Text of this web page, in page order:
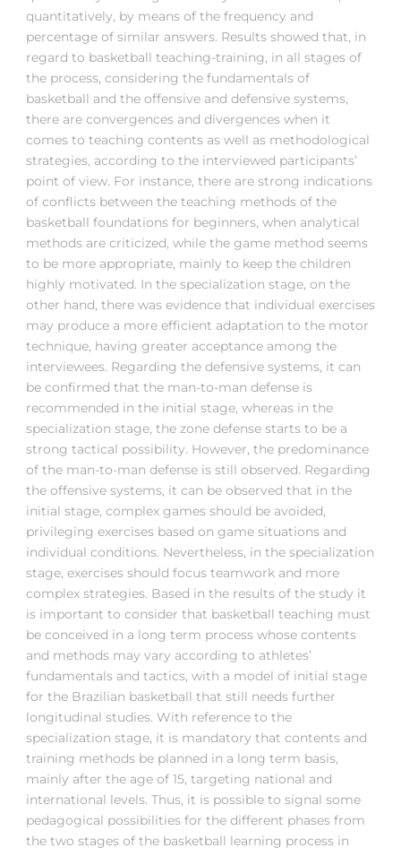
quantitatively, by means of the frequency and
percentage of similar answers. Results showed that, in
regard to basketball teaching-training, in all stages of
the process, considering the fundamentals of
basketball and the offensive and defensive systems,
there are convergences and divergences when it
comes to teaching contents as well as methodological
strategies, according to the interviewed participants’
point of view. For instance, there are strong indications
of conflicts between the teaching methods of the
basketball foundations for beginners, when analytical
methods are criticized, while the game method seems
to be more appropriate, mainly to keep the children
highly motivated. In the specialization stage, on the
other hand, there was evidence that individual exercises
may produce a more efficient adaptation to the motor
technique, having greater acceptance among the
interviewees. Regarding the defensive systems, it can
be confirmed that the man-to-man defense is
recommended in the initial stage, whereas in the
specialization stage, the zone defense starts to be a
strong tactical possibility. However, the predominance
of the man-to-man defense is still observed. Regarding
the offensive systems, it can be observed that in the
initial stage, complex games should be avoided,
privileging exercises based on game situations and
individual conditions. Nevertheless, in the specialization
stage, exercises should focus teamwork and more
complex strategies. Based in the results of the study it
is important to consider that basketball teaching must
be conceived in a long term process whose contents
and methods may vary according to athletes’
fundamentals and tactics, with a model of initial stage
for the Brazilian basketball that still needs further
longitudinal studies. With reference to the
specialization stage, it is mandatory that contents and
training methods be planned in a long term basis,
mainly after the age of 15, targeting national and
international levels. Thus, it is possible to signal some
pedagogical possibilities for the different phases from
the two stages of the basketball learning process in